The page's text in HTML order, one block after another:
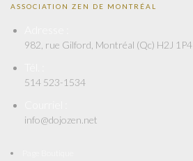
ASSOCIATION ZEN DE MONTRÉAL
982, rue Gilford, Montréal (Qc) H2J 1P4
514 523-1534
info@dojozen.net